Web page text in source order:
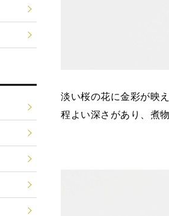
淡い桜の花に金彩が映
程よい深さがあり、煮